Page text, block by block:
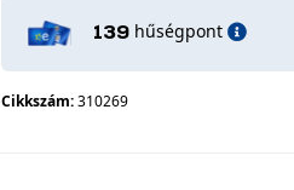
139 hűségpont
Cikkszám:310269